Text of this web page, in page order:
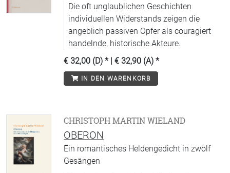
Die oft unglaublichen Geschichten
individuellen Widerstands zeigen die
angeblich passiven Opfer als couragiert
handelnde, historische Akteure.
€ 32,00 (D) * | € 32,90 (A) *
IN DEN WARENKORB
CHRISTOPH MARTIN WIELAND
OBERON
Ein romantisches Heldengedicht in zwölf
Gesängen